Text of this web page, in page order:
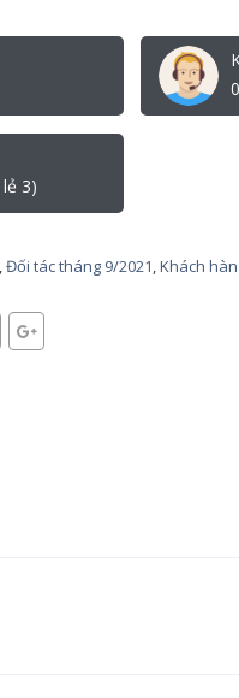
3)
,Đối tác tháng 9/2021,Khách